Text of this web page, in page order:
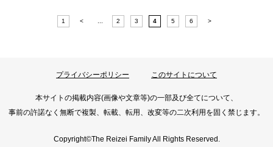
1 < 2 3 4 5 6 >
プライバシーポリシー このサイトについて
本サイトの掲載内容(画像や文章等)の一部及び全てについて、
事前の許諾なく無断で複製、転載、転用、 改変等の二次利用を固く禁じます。
Copyright©The Reizei Family All Rights Reserved.